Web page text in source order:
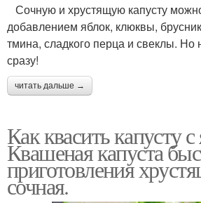
Сочную и хрустящую капусту
добавлением яблок, клюквы,
тмина, сладкого перца и свеклы. Но
сразу!
читать дальше →
Как квасить капусту
Квашеная капуста
приготовления
сочная.